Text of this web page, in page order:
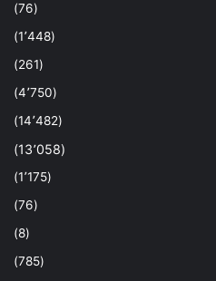
(76)
(1٬448)
(261)
(4٬750)
(14٬482)
(13٬058)
(1٬175)
(76)
(8)
(785)